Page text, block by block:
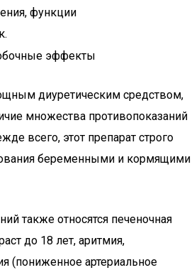
функции
эффекты
диуретическим средством,
множества противопоказаний
всего, этот препарат строго
беременными и кормящими
также относятся печеночная
до 18 лет, аритмия,
(пониженное артериальное